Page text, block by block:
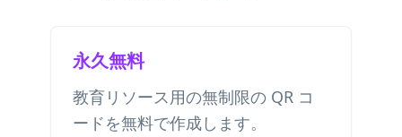
永久無料
教育リソース用の無制限の QR コ
ードを無料で作成します。